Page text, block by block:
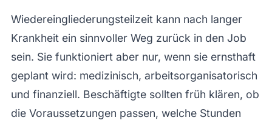
Wiedereingliederungsteilzeit kann nach langer
Krankheit ein sinnvoller Weg zurück in den Job
sein. Sie funktioniert aber nur, wenn sie ernsthaft
geplant wird: medizinisch, arbeitsorganisatorisch
und finanziell. Beschäftigte sollten früh klären, ob
die Voraussetzungen passen, welche Stunden